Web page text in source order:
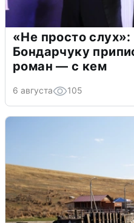
«Не просто
Бондарчуку
роман — с кем
6 августа 105